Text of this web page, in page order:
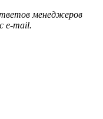
менеджеров
e-mail.